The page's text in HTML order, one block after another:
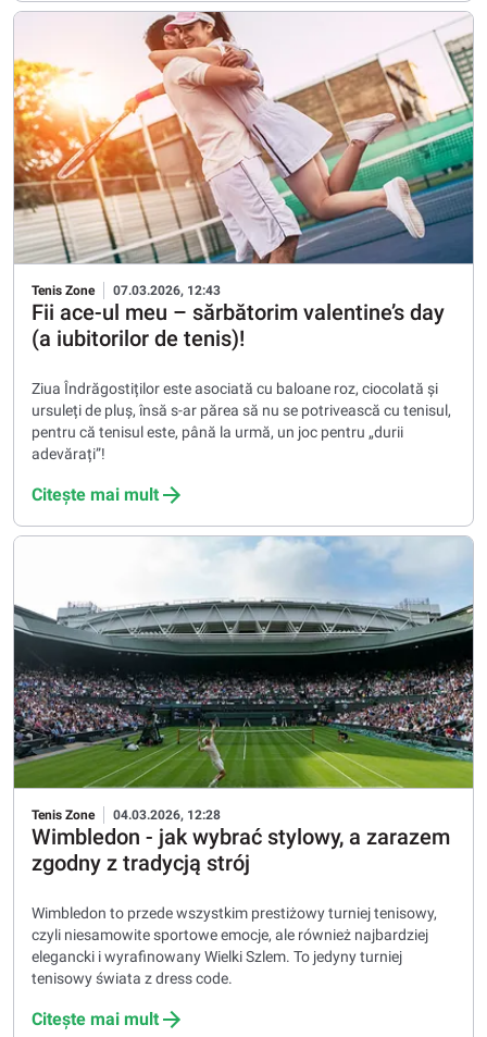
Tenis Zone 07.03.2026, 12:43
Fii ace-ul meu – sărbătorim valentine’s day
(a iubitorilor de tenis)!
Ziua Îndrăgostiților este asociată cu baloane roz, ciocolată și
ursuleți de pluș, însă s-ar părea să nu se potrivească cu tenisul,
pentru că tenisul este, până la urmă, un joc pentru „durii
adevărați”!
Citește mai mult
Tenis Zone 04.03.2026, 12:28
Wimbledon - jak wybrać stylowy, a zarazem
zgodny z tradycją strój
Wimbledon to przede wszystkim prestiżowy turniej tenisowy,
czyli niesamowite sportowe emocje, ale również najbardziej
elegancki i wyrafinowany Wielki Szlem. To jedyny turniej
tenisowy świata z dress code.
Citește mai mult